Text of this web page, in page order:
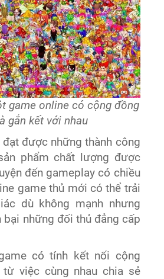
game online có cộng đồng
gắn kết với nhau
đạt được những thành công
phẩm chất lượng được
đến gameplay có chiều
game thủ mới có thể trải
dù không mạnh nhưng
bại những đối thủ đẳng cấp
cótính kết nối cộng
từ việc cùng nhau chia sẻ